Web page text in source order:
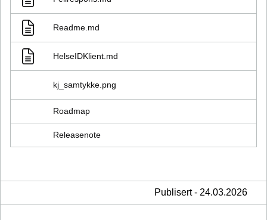
Readme.md
HelseIDKlient.md
kj_samtykke.png
Roadmap
Releasenote
Publisert - 24.03.2026